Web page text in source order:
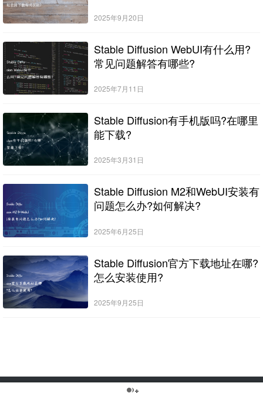
2025年9月20日
Stable Diffusion WebUI有什么用?
常见问题解答有哪些?
2025年7月11日
Stable Diffusion有手机版吗?在哪里
能下载?
2025年3月31日
Stable Diffusion M2和WebUI安装有
问题怎么办?如何解决?
2025年6月25日
Stable Diffusion官方下载地址在哪?
怎么安装使用?
2025年9月25日